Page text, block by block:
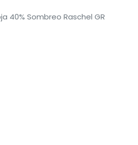
40% Sombreo Raschel GR